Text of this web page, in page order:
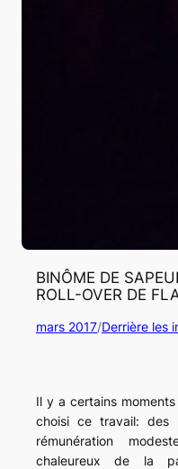
BINÔME DE
ROLL-OVER DE
mars 2017/Derrière les
Il y a certains
choisi ce travail: des
rémunération
chaleureux de la